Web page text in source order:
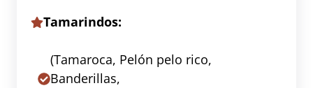
Tamarindos:
(Tamaroca, Pelón pelo rico,
Banderillas,